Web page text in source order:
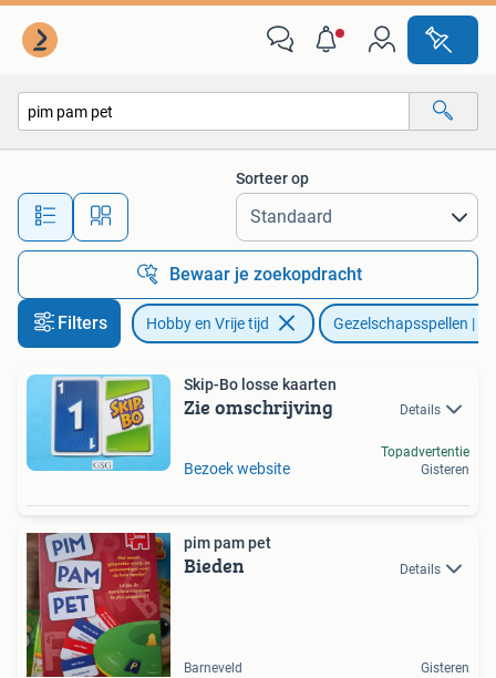
Alle afstanden…
Sorteer op
Bewaar je zoekopdracht
Filters Hobby en Vrije tijd Gezelschapsspellen |
Skip-Bo losse kaarten
Zie omschrijving Details
Bezoek website
Topadvertentie
Gisteren
pim pam pet
Bieden Details
Barneveld Gisteren